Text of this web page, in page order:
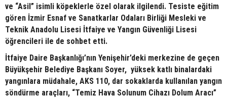
ve “Asil” isimli köpeklerle özel olarak ilgilendi. Tesiste eğitim
gören İzmir Esnaf ve Sanatkarlar Odaları Birliği Mesleki ve
Teknik Anadolu Lisesi İtfaiye ve Yangın Güvenliği Lisesi
öğrencileri ile de sohbet etti.
İtfaiye Daire Başkanlığı’nın Yenişehir’deki merkezine de geçen
Büyükşehir Belediye Başkanı Soyer, yüksek katlı binalardaki
yangınlara müdahale, AKS 110, dar sokaklarda kullanılan yangın
söndürme araçları, “Temiz Hava Solunum Cihazı Dolum Aracı”